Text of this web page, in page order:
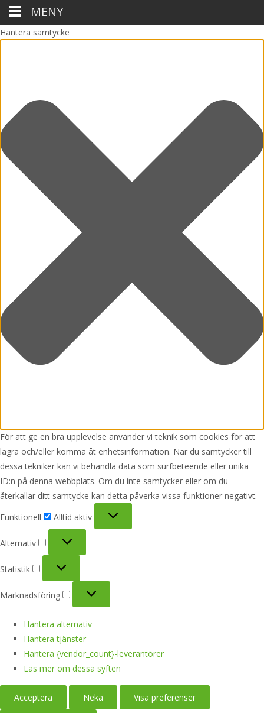
Hantera samtycke
För att ge en bra upplevelse använder vi teknik som cookies för att
lagra och/eller komma åt enhetsinformation. När du samtycker till
dessa tekniker kan vi behandla data som surfbeteende eller unika
ID:n på denna webbplats. Om du inte samtycker eller om du
återkallar ditt samtycke kan detta påverka vissa funktioner negativt.
Funktionell
Alltid aktiv
Alternativ
Statistik
Marknadsföring
Hantera alternativ
Hantera tjänster
Hantera {vendor_count}-leverantörer
Läs mer om dessa syften
Acceptera Neka Visa preferenser
MENY